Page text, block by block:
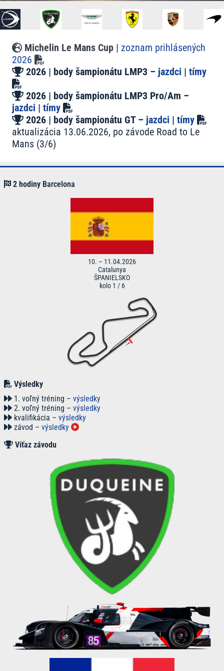
Michelin Le Mans Cup | zoznam prihlásených
2026
2026 | body šampionátu LMP3 – jazdci | tímy
2026 | body šampionátu LMP3 Pro/Am –
jazdci | tímy
2026 | body šampionátu GT – jazdci | tímy
aktualizácia 13.06.2026, po závode Road to Le
Mans (3/6)
2 hodiny Barcelona
10. – 11.04.2026
Catalunya
ŠPANIELSKO
kolo 1 / 6
Výsledky
1. voľný tréning – výsledky
2. voľný tréning – výsledky
kvalifikácia – výsledky
závod – výsledky
Víťaz závodu